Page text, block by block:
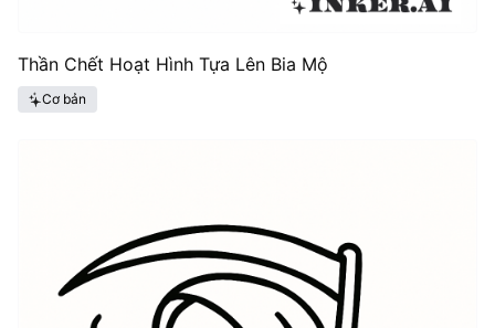
Thần Chết Hoạt Hình Tựa Lên Bia Mộ
Cơ bản